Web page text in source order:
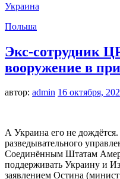
Украина
Польша
Экс-сотрудник
вооружение в
автор: admin 16 октября,
А Украина его не
разведывательного
Соединённым Штатам
поддерживать Украину и
заявлением Остина